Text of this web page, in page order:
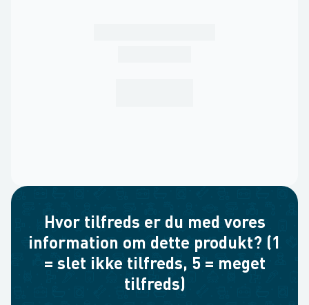
Hvor tilfreds er du med vores
information om dette produkt? (1
= slet ikke tilfreds, 5 = meget
tilfreds)